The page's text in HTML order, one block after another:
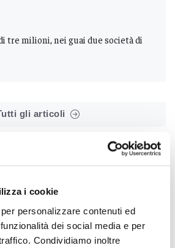
i cookie
personalizzare contenuti ed
dei social media e per
Condividiamo inoltre
tre milioni, nei guai due società di
gli articoli